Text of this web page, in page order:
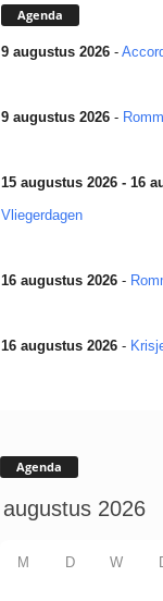
Agenda
9 augustus 2026-
9 augustus 2026-
15 augustus 2026 - 16
Vliegerdagen
16 augustus 2026-
16 augustus 2026-
Agenda
M D W